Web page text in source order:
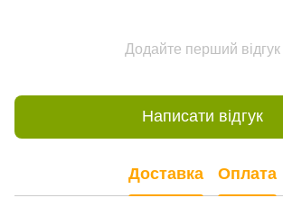
Додайте перший відгук
Написати відгук
Доставка Оплата